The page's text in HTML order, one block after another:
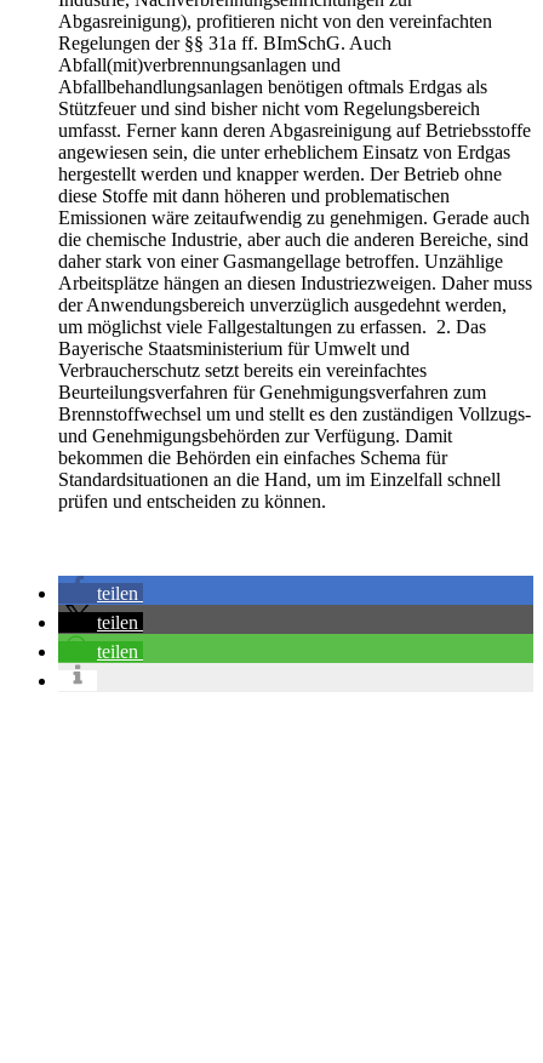
Abgasreinigung), profitieren nicht von den vereinfachten
Regelungen der §§ 31a ff. BImSchG. Auch
Abfall(mit)verbrennungsanlagen und
Abfallbehandlungsanlagen benötigen oftmals Erdgas als
Stützfeuer und sind bisher nicht vom Regelungsbereich
umfasst. Ferner kann deren Abgasreinigung auf Betriebsstoffe
angewiesen sein, die unter erheblichem Einsatz von Erdgas
hergestellt werden und knapper werden. Der Betrieb ohne
diese Stoffe mit dann höheren und problematischen
Emissionen wäre zeitaufwendig zu genehmigen. Gerade auch
die chemische Industrie, aber auch die anderen Bereiche, sind
daher stark von einer Gasmangellage betroffen. Unzählige
Arbeitsplätze hängen an diesen Industriezweigen. Daher muss
der Anwendungsbereich unverzüglich ausgedehnt werden,
um möglichst viele Fallgestaltungen zu erfassen. 2. Das
Bayerische Staatsministerium für Umwelt und
Verbraucherschutz setzt bereits ein vereinfachtes
Beurteilungsverfahren für Genehmigungsverfahren zum
Brennstoffwechsel um und stellt es den zuständigen Vollzugs-
und Genehmigungsbehörden zur Verfügung. Damit
bekommen die Behörden ein einfaches Schema für
Standardsituationen an die Hand, um im Einzelfall schnell
prüfen und entscheiden zu können.
teilen
teilen
teilen